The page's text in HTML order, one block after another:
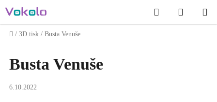
na
obsah
Hledat
KOŠÍK
Domů
/ 3D tisk / Busta Venuše
Busta Venuše
6.10.2022